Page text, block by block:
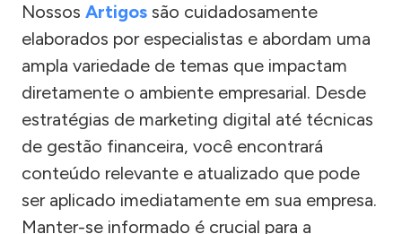
Nossos Artigos são cuidadosamente
elaborados por especialistas e abordam uma
ampla variedade de temas que impactam
diretamente o ambiente empresarial. Desde
estratégias de marketing digital até técnicas
de gestão financeira, você encontrará
conteúdo relevante e atualizado que pode
ser aplicado imediatamente em sua empresa.
Manter-se informado é crucial para a